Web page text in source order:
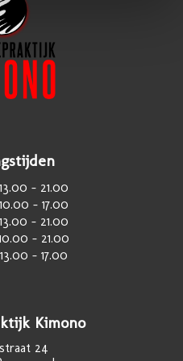
13.00 – 21.00
10.00 – 17.00
13.00 – 21.00
– 21.00
13.00 – 17.00
Kimono
24